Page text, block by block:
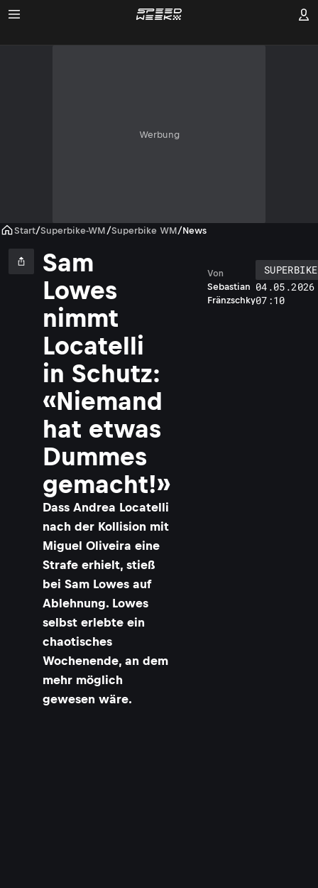
Werbung
Start/Superbike-WM /Superbike WM/News
Sam
Lowes
nimmt
Locatelli
in Schutz:
«Niemand
hat etwas
Dummes
gemacht!»
Dass Andrea Locatelli
nach der Kollision mit
Miguel Oliveira eine
Strafe erhielt, stieß
bei Sam Lowes auf
Ablehnung. Lowes
selbst erlebte ein
chaotisches
Wochenende, an dem
mehr möglich
gewesen wäre.
Sebastian
Fränzschky
Von
07:10